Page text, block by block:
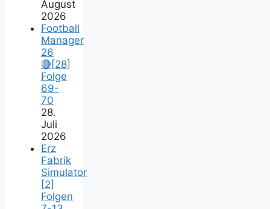
August
2026
Football
Manager
26
🔴[28]
Folge
69-
70
28.
Juli
2026
Erz
Fabrik
Simulator
[2]
Folgen